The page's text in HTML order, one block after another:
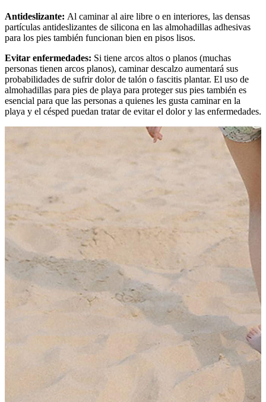
Antideslizante: Al caminar al aire libre o en interiores, las densas
partículas antideslizantes de silicona en las almohadillas adhesivas
para los pies también funcionan bien en pisos lisos.
Evitar enfermedades: Si tiene arcos altos o planos (muchas
personas tienen arcos planos), caminar descalzo aumentará sus
probabilidades de sufrir dolor de talón o fascitis plantar. El uso de
almohadillas para pies de playa para proteger sus pies también es
esencial para que las personas a quienes les gusta caminar en la
playa y el césped puedan tratar de evitar el dolor y las enfermedades.